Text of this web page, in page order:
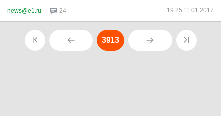
news@e1.ru 24 19:25 11.01.2017
3913